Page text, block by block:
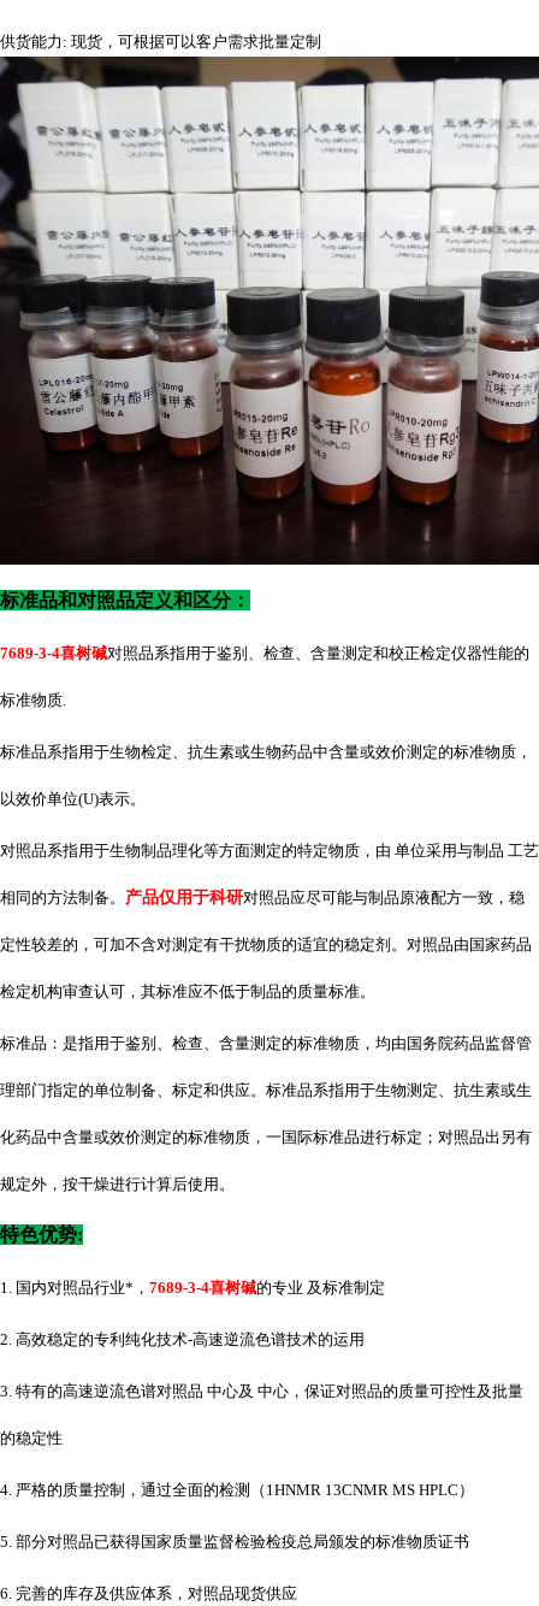
供货能力 : 现货，可根据可以客户需求批量定制
标准品和对照品定义和区分：
7689-3-4喜树碱对照品系指用于鉴别、检查、含量测定和校正检定仪器性能的
标准物质.
标准品系指用于生物检定、抗生素或生物药品中含量或效价测定的标准物质，
以效价单位(U)表示。
对照品系指用于生物制品理化等方面测定的特定物质，由 单位采用与制品 工艺
相同的方法制备。 产品仅用于科研对照品应尽可能与制品原液配方一致，稳
定性较差的，可加不含对测定有干扰物质的适宜的稳定剂。对照品由国家药品
检定机构审查认可，其标准应不低于制品的质量标准。
标准品：是指用于鉴别、检查、含量测定的标准物质，均由国务院药品监督管
理部门指定的单位制备、标定和供应。标准品系指用于生物测定、抗生素或生
化药品中含量或效价测定的标准物质，一国际标准品进行标定；对照品出另有
规定外，按干燥进行计算后使用。
特色优势:
1. 国内对照品行业*， 7689-3-4喜树碱的专业 及标准制定
2. 高效稳定的专利纯化技术-高速逆流色谱技术的运用
3. 特有的高速逆流色谱对照品 中心及 中心，保证对照品的质量可控性及批量
的稳定性
4. 严格的质量控制，通过全面的检测（1HNMR 13CNMR MS HPLC）
5. 部分对照品已获得国家质量监督检验检疫总局颁发的标准物质证书
6. 完善的库存及供应体系，对照品现货供应